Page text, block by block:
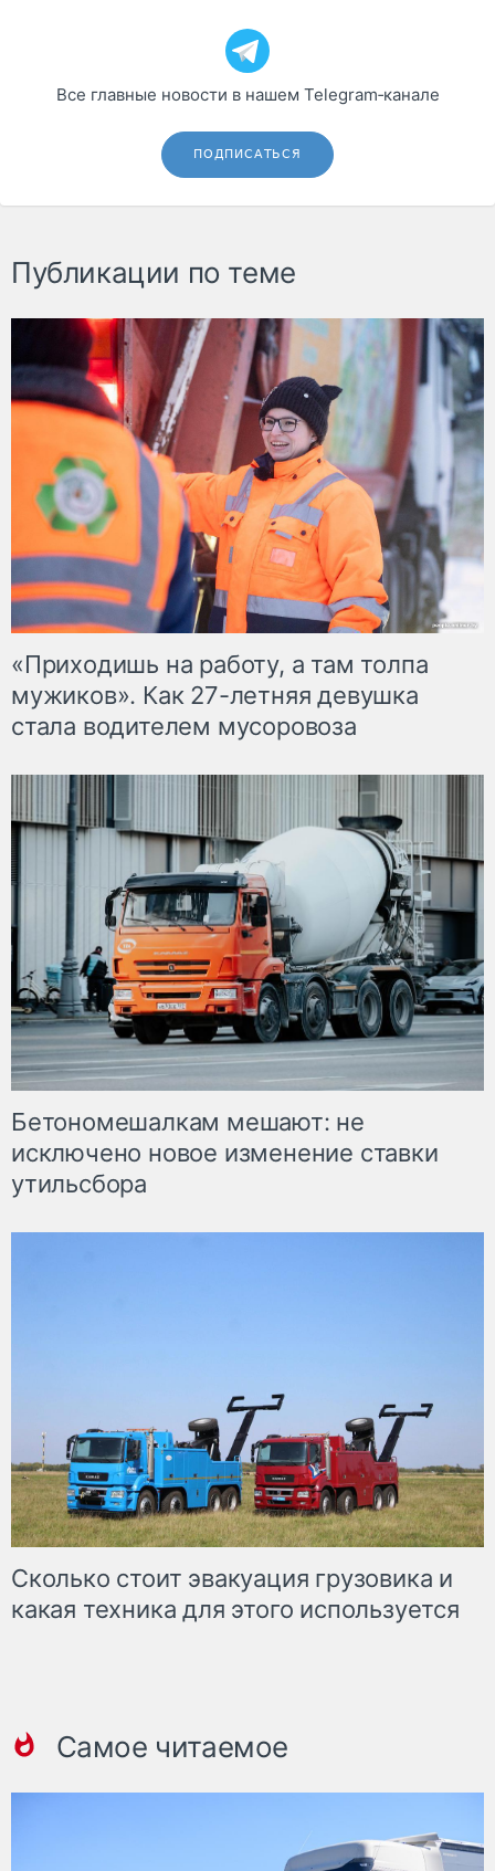
Все главные новости в нашем Telegram‑канале
ПОДПИСАТЬСЯ
Публикации по теме
«Приходишь на работу, а там толпа
мужиков». Как 27-летняя девушка
стала водителем мусоровоза
Бетономешалкам мешают: не
исключено новое изменение ставки
утильсбора
Сколько стоит эвакуация грузовика и
какая техника для этого используется
Самое читаемое